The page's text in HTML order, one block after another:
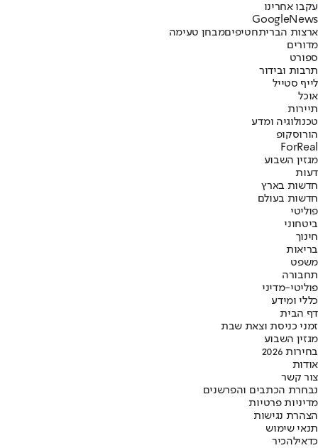
עקבו אחרינו
Googl eNews
ארצות הבריתחטיפיםמבחן טעימה
מדורים
ספורט
תרבות ובידור
לייף סטייל
אוכל
תיירות
טכנולוגיה ומדע
הורוסקופ
ForReal
מגזין השבוע
דעות
חדשות בארץ
חדשות בעולם
פוליטי
ביטחוני
חינוך
בריאות
משפט
תחבורה
פוליטי-מדיני
כללי ומידע
דף הבית
זמני כניסת וצאת שבת
מגזין השבוע
בחירות 2026
אודות
צור קשר
נבחרת הכתבים והפרשנים
מדיניות פרטיות
הצהרת נגישות
תנאי שימוש
כדאילהכיר